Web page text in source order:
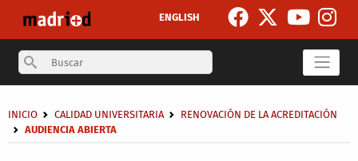
ENGLISH
Search
Sobrescribir enlaces de ayuda a la navegación
INICIO CALIDAD UNIVERSITARIA
RENOVACIÓN DE LA ACREDITACIÓN
AUDIENCIA ABIERTA